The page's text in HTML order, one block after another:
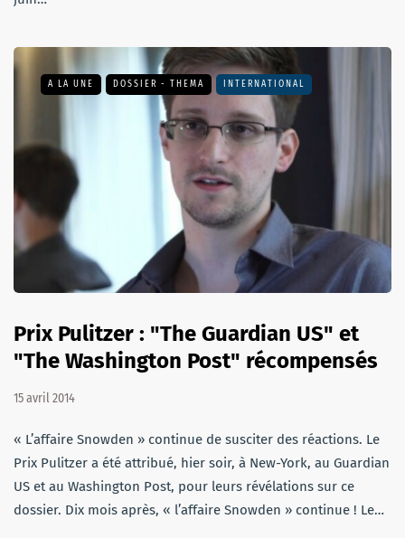
A LA UNE DOSSIER - THEMA INTERNATIONAL
Prix Pulitzer : "The Guardian US" et
"The Washington Post" récompensés
15 avril 2014
« L’affaire Snowden » continue de susciter des réactions. Le
Prix Pulitzer a été attribué, hier soir, à New-York, au Guardian
US et au Washington Post, pour leurs révélations sur ce
dossier. Dix mois après, « l’affaire Snowden » continue ! Le…